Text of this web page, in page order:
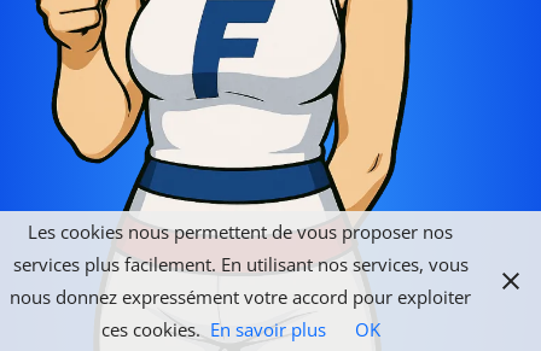
Les cookies nous permettent de vous proposer nos
services plus facilement. En utilisant nos services, vous
nous donnez expressément votre accord pour exploiter
ces cookies. En savoir plus OK